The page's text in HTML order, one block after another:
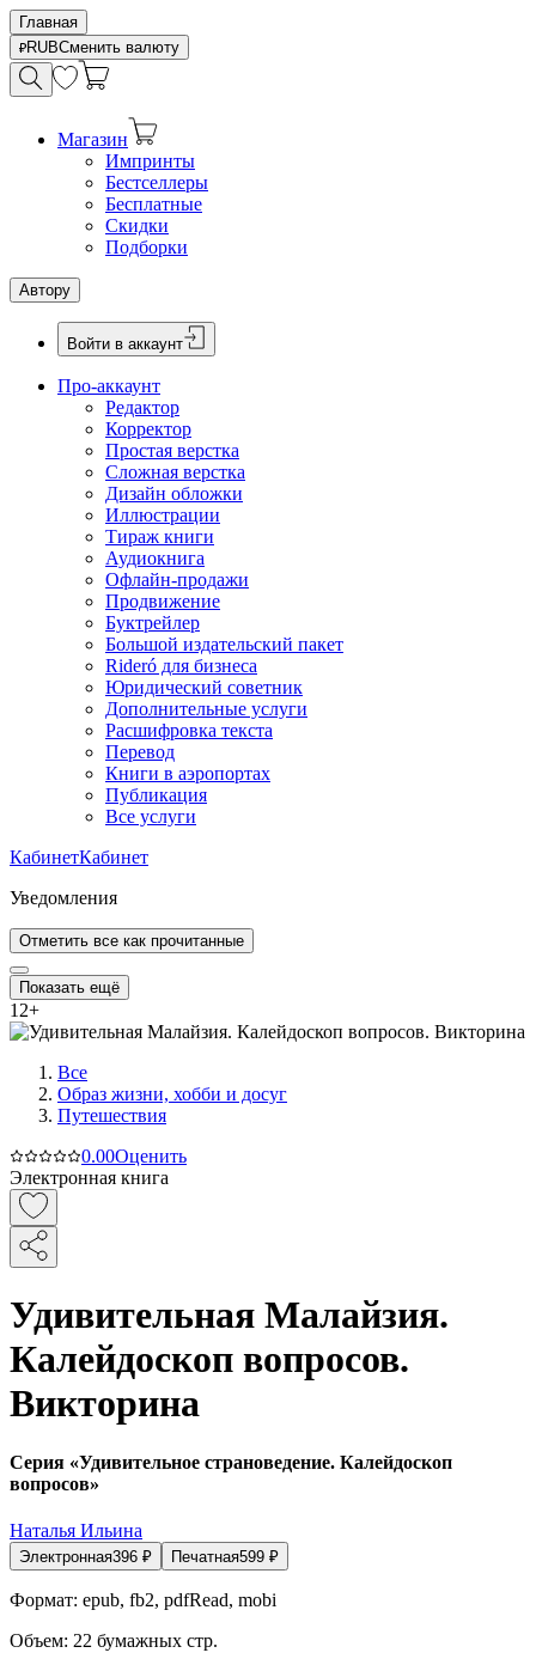
Главная
RUBСменить валюту
Магазин
Импринты
Бестселлеры
Бесплатные
Скидки
Подборки
Автору
Войти в аккаунт
Про-аккаунт
Редактор
Корректор
Простая верстка
Сложная верстка
Дизайн обложки
Иллюстрации
Тираж книги
Аудиокнига
Офлайн-продажи
Продвижение
Буктрейлер
Большой издательский пакет
Rideró для бизнеса
Юридический советник
Дополнительные услуги
Расшифровка текста
Перевод
Книги в аэропортах
Публикация
Все услуги
КабинетКабинет
Уведомления
Отметить все как прочитанные
Показать ещё
12+
Все
Образ жизни, хобби и досуг
Путешествия
0.00Оценить
Электронная книга
Удивительная Малайзия.
Калейдоскоп вопросов.
Викторина
Серия «Удивительное страноведение. Калейдоскоп
вопросов»
Наталья Ильина
Электронная396 ₽ Печатная599 ₽
Формат: epub, fb2, pdfRead, mobi
Объем: 22 бумажных стр.